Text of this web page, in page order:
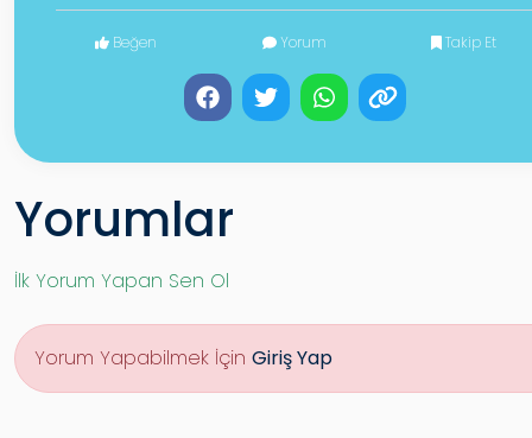
Beğen Yorum Takip Et
Yorumlar
İlk Yorum Yapan Sen Ol
Yorum Yapabilmek İçin Giriş Yap